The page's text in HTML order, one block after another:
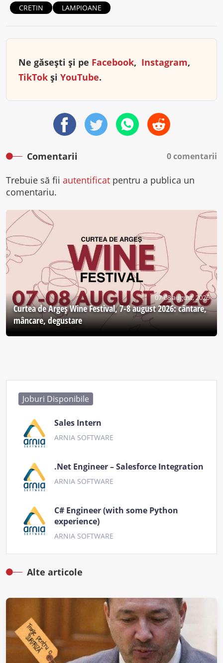
CRETIN LAMPIOANE
Ne găsești și pe Facebook, Instagram,
TikTok și YouTube.
Comentarii 0 comentarii
Trebuie să fii autentificat pentru a publica un
comentariu.
07-08 august, 2026
Curtea de Argeş Wine Festival, 7-8 august 2026: cântare,
mâncare, degustare
Joburi Disponibile
Sales Intern
ARNIA SOFTWARE
.Net Engineer – Salesforce Integration
ARNIA SOFTWARE
C# Engineer (with some Python
experience)
ARNIA SOFTWARE
Alte articole